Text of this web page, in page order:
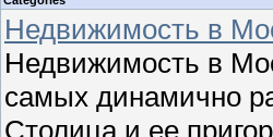
Недвижимость в
Недвижимость в
самых динамично
Столица и ее